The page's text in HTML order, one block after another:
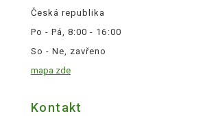
Česká republika
Po - Pá, 8:00 - 16:00
So - Ne, zavřeno
mapa zde
Kontakt